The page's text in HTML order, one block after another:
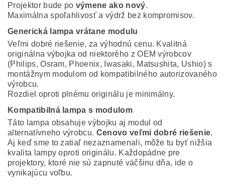
Projektor bude po výmene ako nový.
Maximálna spoľahlivosť a výdrž bez kompromisov.
Generická lampa vrátane modulu
Veľmi dobré riešenie, za výhodnú cenu. Kvalitná
originálna výbojka od niektorého z OEM výrobcov
(Philips, Osram, Phoenix, Iwasaki, Matsushita, Ushio) s
montážnym modulom od kompatibilného autorizovaného
výrobcu.
Rozdiel oproti plnému originálu je minimálny.
Kompatibilná lampa s modulom
Táto lampa obsahuje výbojku aj modul od
alternatívneho výrobcu. Cenovo veľmi dobré riešenie.
Aj keď sme to zatiaľ nezaznamenali, môže tu byť nižšia
kvalita lampy oproti originálu. Každopádne pre
projektory, ktoré nie sú zapnuté väčšinu dňa, ide o
vynikajúcu voľbu.